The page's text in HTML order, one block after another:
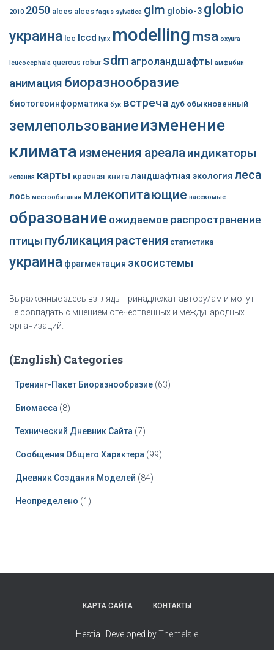
2010 2050 alces alces fagus sylvatica glm globio-3 globio
украина lcc lccd lynx modellingmsa oxyura
leucocephala quercus robur sdm агроландшафты амфибии
анимация биоразнообразие
биотогеоинформатика бук встреча дуб обыкновенный
землепользованиеизменение
климата изменения ареалаиндикаторы
испания карты красная книга ландшафтная экология леса
лось местообитания млекопитающие насекомые
образование ожидаемое распространение
птицы публикация растения статистика
украина фрагментация экосистемы
Выраженные здесь взгляды принадлежат автору/ам и могут
не совпадать с мнением отечественных и международных
организаций.
(English) Categories
Тренинг-Пакет Биоразнообразие (63)
Биомасса (8)
Технический Дневник Сайта (7)
Сообщения Общего Характера (99)
Дневник Создания Моделей (84)
Неопределено (1)
КАРТА САЙТА КОНТАКТЫ
Hestia | Developed byThemeIsle